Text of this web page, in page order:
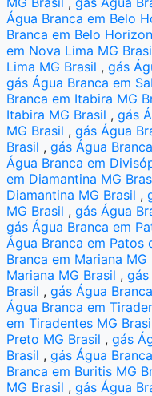
Água Branca em Belo
Branca em Belo
em Nova Lima MG
Lima MG Brasil ,gás
gás Água Branca em
Branca em Itabira MG
Itabira MG Brasil ,gás
MG Brasil ,gás Água
Brasil ,gás Água
Água Branca em
em Diamantina MG
Diamantina MG Brasil ,
MG Brasil ,gás Água
gás Água Branca em
Água Branca em Patos
Branca em Mariana MG
Mariana MG Brasil ,gás
Brasil ,gás Água
Água Branca em
em Tiradentes MG
Preto MG Brasil ,gás
Brasil ,gás Água
Branca em Buritis MG
MG Brasil ,gás Água